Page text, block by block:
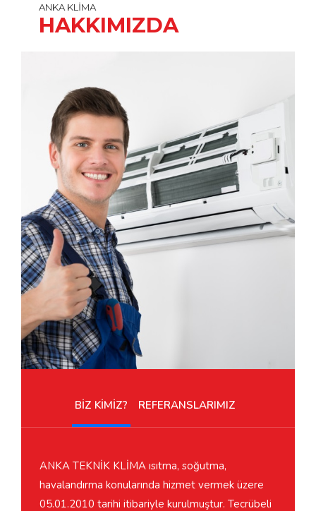
ANKA KLİMA
HAKKIMIZDA
BİZ KİMİZ? REFERANSLARIMIZ
ANKA TEKNİK KLİMA ısıtma, soğutma,
havalandırma konularında hizmet vermek üzere
05.01.2010 tarihi itibariyle kurulmuştur. Tecrübeli